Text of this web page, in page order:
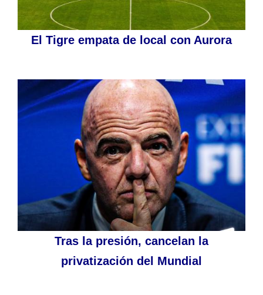
El Tigre empata de local con Aurora
Tras la presión, cancelan la
privatización del Mundial